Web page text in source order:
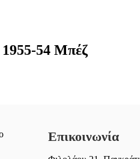
1955-54 Μπέζ
Επικοινωνία